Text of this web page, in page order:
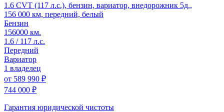
1.6 CVT (117 л.с.), бензин, вариатор, внедорожник 5д.,
156 000 км, передний, белый
Бензин
156000 км.
1.6 / 117 л.с.
Передний
Вариатор
1 владелец
от 589 990 ₽
744 000 ₽
Гарантия юридической чистоты